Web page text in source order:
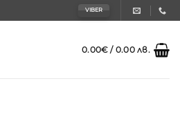
VIBER
0.00€ / 0.00 лв.